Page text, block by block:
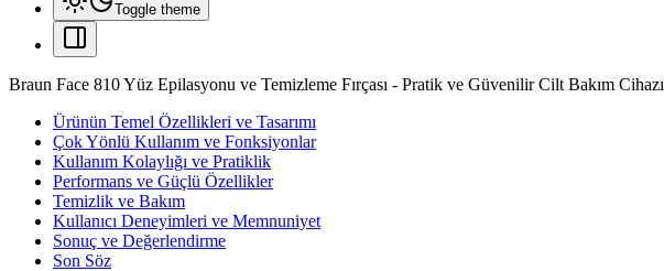
Toggle theme
Braun Face 810 Yüz Epilasyonu ve Temizleme Fırçası - Pratik ve Güvenilir Cilt Bakım Cihazı
Ürünün Temel Özellikleri ve Tasarımı
Çok Yönlü Kullanım ve Fonksiyonlar
Kullanım Kolaylığı ve Pratiklik
Performans ve Güçlü Özellikler
Temizlik ve Bakım
Kullanıcı Deneyimleri ve Memnuniyet
Sonuç ve Değerlendirme
Son Söz